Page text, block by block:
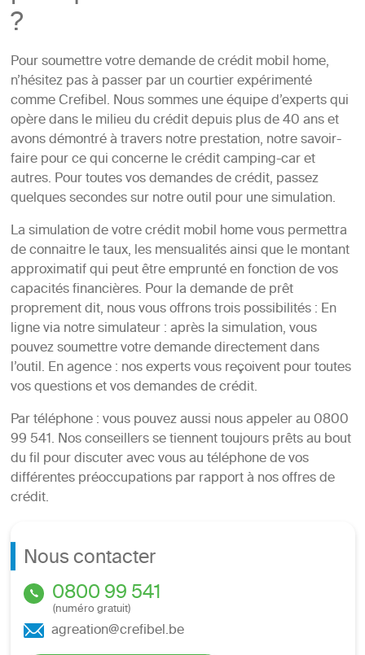
?
Pour soumettre votre demande de crédit mobil home,
n’hésitez pas à passer par un courtier expérimenté
comme Crefibel. Nous sommes une équipe d’experts qui
opère dans le milieu du crédit depuis plus de 40 ans et
avons démontré à travers notre prestation, notre savoir-
faire pour ce qui concerne le crédit camping-car et
autres. Pour toutes vos demandes de crédit, passez
quelques secondes sur notre outil pour une simulation.
La simulation de votre crédit mobil home vous permettra
de connaitre le taux, les mensualités ainsi que le montant
approximatif qui peut être emprunté en fonction de vos
capacités financières. Pour la demande de prêt
proprement dit, nous vous offrons trois possibilités : En
ligne via notre simulateur : après la simulation, vous
pouvez soumettre votre demande directement dans
l’outil. En agence : nos experts vous reçoivent pour toutes
vos questions et vos demandes de crédit.
Par téléphone : vous pouvez aussi nous appeler au 0800
99 541. Nos conseillers se tiennent toujours prêts au bout
du fil pour discuter avec vous au téléphone de vos
différentes préoccupations par rapport à nos offres de
crédit.
Nous contacter
0800 99 541
(numéro gratuit)
agreation@crefibel.be